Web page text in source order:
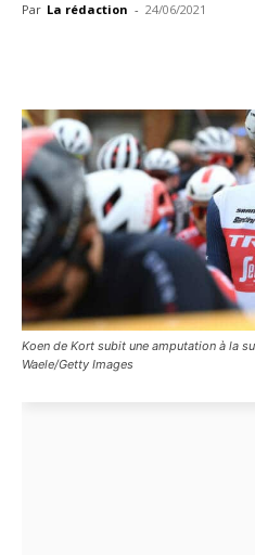
Par La rédaction - 24/06/2021
Koen de Kort subit une amputation à la
Waele/Getty Images